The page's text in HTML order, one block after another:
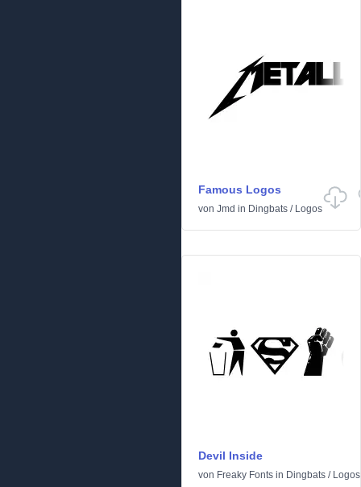
Famous Logos
von Jmd in Dingbats / Logos
Devil Inside
von Freaky Fonts in Dingbats / Logos